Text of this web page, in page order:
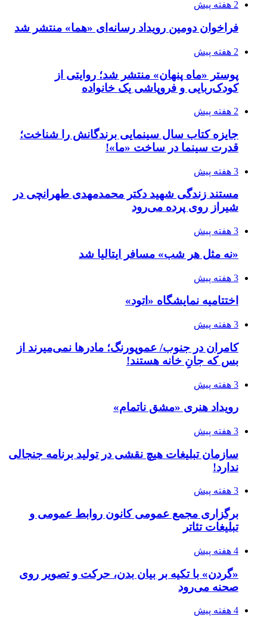
2 هفته پیش
فراخوان دومین رویداد رسانه‌ای «هما» منتشر شد
2 هفته پیش
پوستر «ماه پنهان» منتشر شد؛ روایتی از
کودک‌ربایی و فروپاشی یک خانواده
2 هفته پیش
جایزه کتاب سال سینمایی برندگانش را شناخت؛
قدرت سینما در ساخت «ما»!
3 هفته پیش
مستند زندگی شهید دکتر محمدمهدی طهرانچی در
شیراز روی پرده می‌رود
3 هفته پیش
«نه مثل هر شب» مسافر ایتالیا شد
3 هفته پیش
اختتامیه نمایشگاه «اتود»
3 هفته پیش
کامران در جنوب/ عموپورنگ؛ مادرها نمی‌میرند از
بس که جانِ خانه هستند!
3 هفته پیش
رویداد هنری «مشق ناتمام»
3 هفته پیش
سازمان تبلیغات هیچ نقشی در تولید برنامه جنجالی
ندارد!
3 هفته پیش
برگزاری مجمع عمومی کانون روابط عمومی و
تبلیغات تئاتر
4 هفته پیش
«گردن» با تکیه بر بیان بدن، حرکت و تصویر روی
صحنه می‌رود
4 هفته پیش